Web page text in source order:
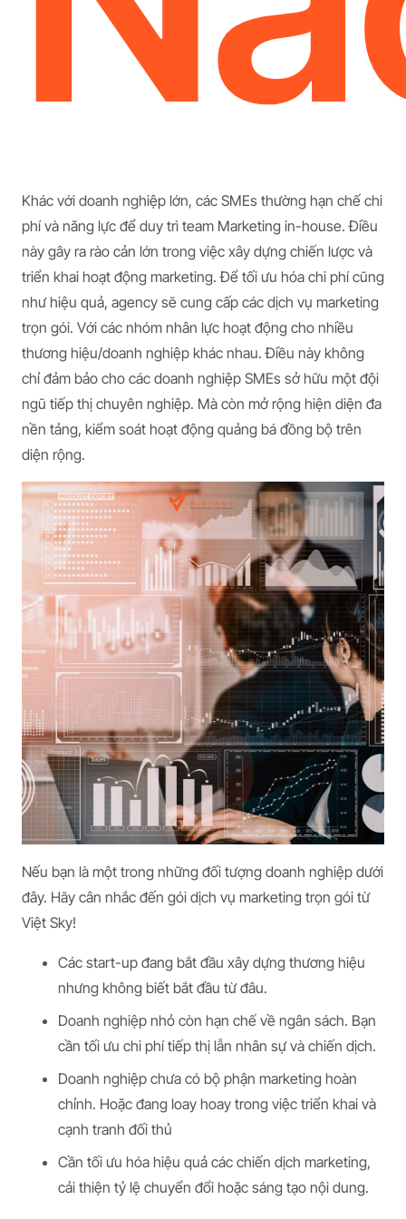
Khác với doanh nghiệp lớn, các SMEs thường hạn chế chi
phí và năng lực để duy trì team Marketing in-house. Điều
này gây ra rào cản lớn trong việc xây dựng chiến lược và
triển khai hoạt động marketing. Để tối ưu hóa chi phí cũng
như hiệu quả, agency sẽ cung cấp các dịch vụ marketing
trọn gói. Với các nhóm nhân lực hoạt động cho nhiều
thương hiệu/doanh nghiệp khác nhau. Điều này không
chỉ đảm bảo cho các doanh nghiệp SMEs sở hữu một đội
ngũ tiếp thị chuyên nghiệp. Mà còn mở rộng hiện diện đa
nền tảng, kiểm soát hoạt động quảng bá đồng bộ trên
diện rộng.
Nếu bạn là một trong những đối tượng doanh nghiệp dưới
đây. Hãy cân nhắc đến gói dịch vụ marketing trọn gói từ
Việt Sky!
Các start-up đang bắt đầu xây dựng thương hiệu
nhưng không biết bắt đầu từ đâu.
Doanh nghiệp nhỏ còn hạn chế về ngân sách. Bạn
cần tối ưu chi phí tiếp thị lẫn nhân sự và chiến dịch.
Doanh nghiệp chưa có bộ phận marketing hoàn
chỉnh. Hoặc đang loay hoay trong việc triển khai và
cạnh tranh đối thủ
Cần tối ưu hóa hiệu quả các chiến dịch marketing,
cải thiện tỷ lệ chuyển đổi hoặc sáng tạo nội dung.